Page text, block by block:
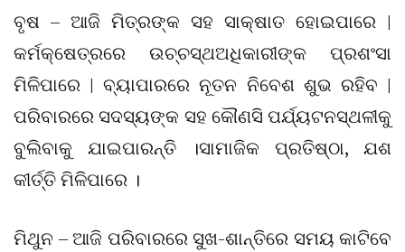
ବୃଷ – ଆଜି ମିତ୍ରଙ୍କ ସହ ସାକ୍ଷାତ ହୋଇପାରେ |
କର୍ମକ୍ଷେତ୍ରରେ ଉଚ୍ଚସ୍ଥଅଧିକାରୀଙ୍କ ପ୍ରଶଂସା
ମିଳିପାରେ | ବ୍ୟାପାରରେ ନୂତନ ନିବେଶ ଶୁଭ ରହିବ |
ପରିବାରରେ ସଦସ୍ୟଙ୍କ ସହ କୌଣସି ପର୍ଯ୍ୟଟନସ୍ଥଳୀକୁ
ବୁଲିବାକୁ ଯାଇପାରନ୍ତି ।ସାମାଜିକ ପ୍ରତିଷ୍ଠା, ଯଶ
କୀର୍ତ୍ତି ମିଳିପାରେ ।
ମିଥୁନ – ଆଜି ପରିବାରରେ ସୁଖ-ଶାନ୍ତିରେ ସମୟ କାଟିବେ